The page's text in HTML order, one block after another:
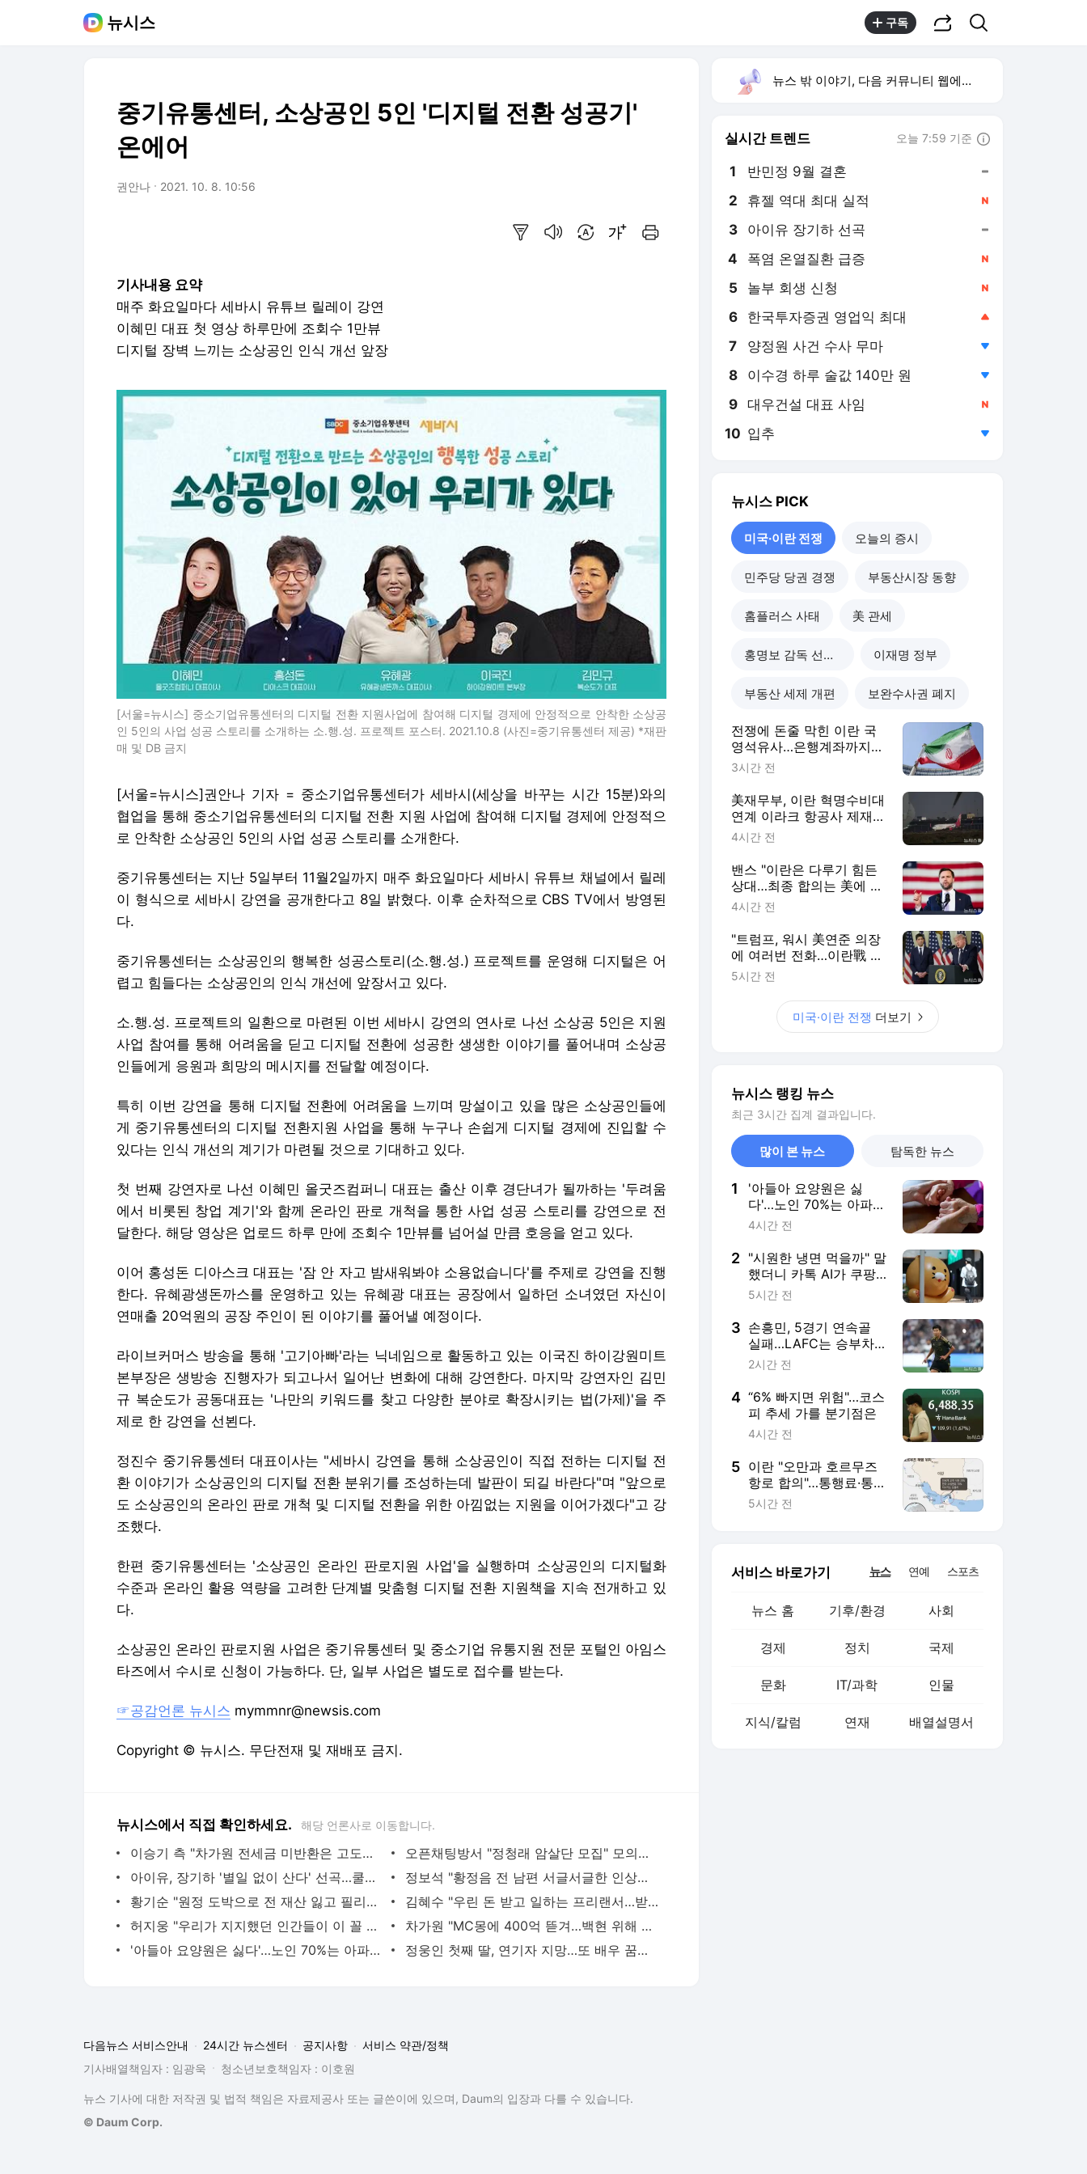
뉴시스 구독
중기유통센터, 소상공인 5인 '디지털 전환 성공기'
온에어
권안나 2021. 10. 8. 10:56
기사내용 요약
매주 화요일마다 세바시 유튜브 릴레이 강연
이혜민 대표 첫 영상 하루만에 조회수 1만뷰
디지털 장벽 느끼는 소상공인 인식 개선 앞장
[서울=뉴시스] 중소기업유통센터의 디지털 전환 지원사업에 참여해 디지털 경제에 안정적으로 안착한 소상공
인 5인의 사업 성공 스토리를 소개하는 소.행.성. 프로젝트 포스터. 2021.10.8 (사진=중기유통센터 제공) *재판
매 및 DB 금지
[서울=뉴시스]권안나 기자 = 중소기업유통센터가 세바시(세상을 바꾸는 시간 15분)와의
협업을 통해 중소기업유통센터의 디지털 전환 지원 사업에 참여해 디지털 경제에 안정적으
로 안착한 소상공인 5인의 사업 성공 스토리를 소개한다.
중기유통센터는 지난 5일부터 11월2일까지 매주 화요일마다 세바시 유튜브 채널에서 릴레
이 형식으로 세바시 강연을 공개한다고 8일 밝혔다. 이후 순차적으로 CBS TV에서 방영된
다.
중기유통센터는 소상공인의 행복한 성공스토리(소.행.성.) 프로젝트를 운영해 디지털은 어
렵고 힘들다는 소상공인의 인식 개선에 앞장서고 있다.
소.행.성. 프로젝트의 일환으로 마련된 이번 세바시 강연의 연사로 나선 소상공 5인은 지원
사업 참여를 통해 어려움을 딛고 디지털 전환에 성공한 생생한 이야기를 풀어내며 소상공
인들에게 응원과 희망의 메시지를 전달할 예정이다.
특히 이번 강연을 통해 디지털 전환에 어려움을 느끼며 망설이고 있을 많은 소상공인들에
게 중기유통센터의 디지털 전환지원 사업을 통해 누구나 손쉽게 디지털 경제에 진입할 수
있다는 인식 개선의 계기가 마련될 것으로 기대하고 있다.
첫 번째 강연자로 나선 이혜민 올굿즈컴퍼니 대표는 출산 이후 경단녀가 될까하는 '두려움
에서 비롯된 창업 계기'와 함께 온라인 판로 개척을 통한 사업 성공 스토리를 강연으로 전
달한다. 해당 영상은 업로드 하루 만에 조회수 1만뷰를 넘어설 만큼 호응을 얻고 있다.
이어 홍성돈 디아스크 대표는 '잠 안 자고 밤새워봐야 소용없습니다'를 주제로 강연을 진행
한다. 유혜광생돈까스를 운영하고 있는 유혜광 대표는 공장에서 일하던 소녀였던 자신이
연매출 20억원의 공장 주인이 된 이야기를 풀어낼 예정이다.
라이브커머스 방송을 통해 '고기아빠'라는 닉네임으로 활동하고 있는 이국진 하이강원미트
본부장은 생방송 진행자가 되고나서 일어난 변화에 대해 강연한다. 마지막 강연자인 김민
규 복순도가 공동대표는 '나만의 키워드를 찾고 다양한 분야로 확장시키는 법(가제)'을 주
제로 한 강연을 선뵌다.
정진수 중기유통센터 대표이사는 "세바시 강연을 통해 소상공인이 직접 전하는 디지털 전
환 이야기가 소상공인의 디지털 전환 분위기를 조성하는데 발판이 되길 바란다"며 "앞으로
도 소상공인의 온라인 판로 개척 및 디지털 전환을 위한 아낌없는 지원을 이어가겠다"고 강
조했다.
한편 중기유통센터는 '소상공인 온라인 판로지원 사업'을 실행하며 소상공인의 디지털화
수준과 온라인 활용 역량을 고려한 단계별 맞춤형 디지털 전환 지원책을 지속 전개하고 있
다.
소상공인 온라인 판로지원 사업은 중기유통센터 및 중소기업 유통지원 전문 포털인 아임스
타즈에서 수시로 신청이 가능하다. 단, 일부 사업은 별도로 접수를 받는다.
☞공감언론 뉴시스 mymmnr@newsis.com
Copyright © 뉴시스. 무단전재 및 재배포 금지.
뉴시스에서 직접 확인하세요. 해당 언론사로 이동합니다.
이승기 측 "차가원 전세금 미반환은 고도의 사기 수법…엄벌 원해"
오픈채팅방서 "정청래 암살단 모집" 모의한 일당, 불구속 송치
아이유, 장기하 '별일 없이 산다' 선곡…쿨한 일상 공개
정보석 "황정음 전 남편 서글서글한 인상이었는데…"
황기순 "원정 도박으로 전 재산 잃고 필리핀 도피"
김혜수 "우린 돈 받고 일하는 프리랜서…받는 만큼 해내야"
허지웅 "우리가 지지했던 인간들이 이 꼴 만들었다"…형소법 개정에 격한 반응
차가원 "MC몽에 400억 뜯겨…백현 위해 도박빚 갚아줘"
'아들아 요양원은 싫다'…노인 70%는 아파도 집 거주 희망
정웅인 첫째 딸, 연기자 지망…또 배우 꿈꾸는 스타 2세
뉴스 밖 이야기, 다음 커뮤니티 웹에서 보기
실시간 트렌드 오늘 7:59 기준
1 반민정 9월 결혼
2 휴젤 역대 최대 실적
4 폭염 온열질환 급증
5 놀부 회생 신청
6 한국투자증권 영업익 최대
7 양정원 사건 수사 무마
8 이수경 하루 술값 140만 원
9 대우건설 대표 사임
10 입추
뉴시스 PICK
미국·이란 전쟁 오늘의 증시
민주당 당권 경쟁 부동산시장 동향
홈플러스 사태 美 관세
홍명보 감독 선임 논란 이재명 정부
부동산 세제 개편 보완수사권 폐지
전쟁에 돈줄 막힌 이란 국
영석유사…은행계좌까지
동결
3시간 전
美재무부, 이란 혁명수비대
연계 이라크 항공사 제재
풀어
4시간 전
밴스 "이란은 다루기 힘든
상대…최종 합의는 美에 이
익”
4시간 전
"트럼프, 워시 美연준 의장
에 여러번 전화…이란戰 경
제 자문 구해"
5시간 전
미국·이란 전쟁 더보기
뉴시스 랭킹 뉴스
최근 3시간 집계 결과입니다.
많이 본 뉴스 탐독한 뉴스
1
'아들아 요양원은 싫
다'…노인 70%는 아파도
집 거주 희망
4시간 전
2 "시원한 냉면 먹을까" 말
했더니 카톡 AI가 쿠팡
이츠 주문·배달 한번에
5시간 전
3 손흥민, 5경기 연속골
실패…LAFC는 승부차
기 끝 과달라하라 격파
2시간 전
4 “6% 빠지면 위험"…코스
피 추세 가를 분기점은
4시간 전
5 이란 "오만과 호르무즈
항로 합의"…통행료·통제
권 막판 조율(종합)
5시간 전
서비스 바로가기 뉴스 연예 스포츠
뉴스 홈 기후/환경 사회
경제 정치 국제
문화 IT/과학 인물
지식/칼럼 연재 배열설명서
다음뉴스 서비스안내 24시간 뉴스센터 공지사항
서비스 약관/정책
기사배열책임자 : 임광욱
청소년보호책임자 : 이호원
뉴스 기사에 대한 저작권 및 법적 책임은 자료제공사 또는 글쓴이에 있으며, Daum의 입장과 다를 수 있습니다.
© Daum Corp.